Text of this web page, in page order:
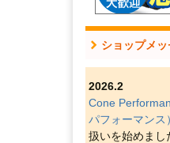
ショップメ
2026.2
Cone
パフォーマンス
扱いを始めまし